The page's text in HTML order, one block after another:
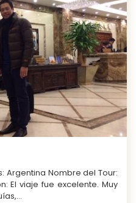
Argentina Nombre del Tour:
El viaje fue excelente. Muy